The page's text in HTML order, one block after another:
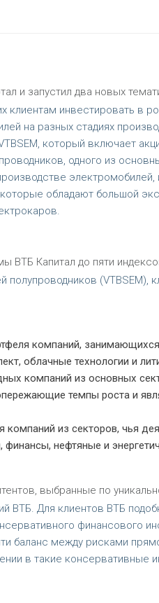
и запустил два новых
клиентам инвестировать в
на разных стадиях
который включает
одного из
электромобилей,
обладают большой
ВТБ Капитал до пяти
полупроводников (VTBSEM),
компаний,
облачные технологии и
компаний из основных
темпы роста и
из секторов, чья
нефтяные и
выбранные по
ВТБ. Для клиентов ВТБ
финансового
баланс между рисками
в такие консервативные